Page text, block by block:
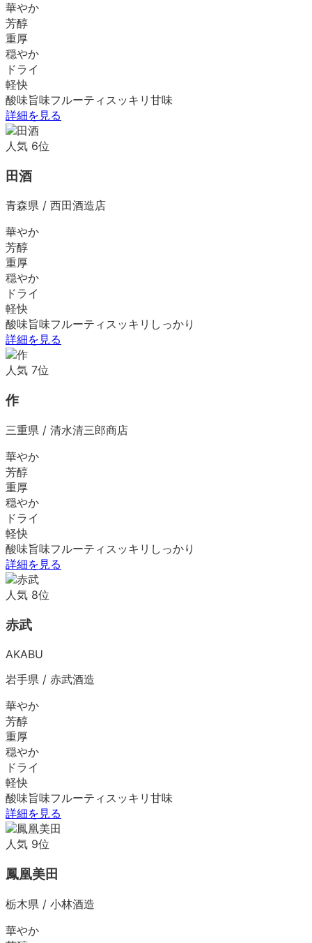
華やか
芳醇
重厚
穏やか
ドライ
軽快
酸味旨味フルーティ スッキリ 甘味
詳細を見る
人気 6位
田酒
青森県 / 西田酒造店
華やか
芳醇
重厚
穏やか
ドライ
軽快
酸味旨味フルーティ スッキリ しっかり
詳細を見る
人気 7位
作
三重県 / 清水清三郎商店
華やか
芳醇
重厚
穏やか
ドライ
軽快
酸味旨味フルーティ スッキリ しっかり
詳細を見る
人気 8位
赤武
AKABU
岩手県 / 赤武酒造
華やか
芳醇
重厚
穏やか
ドライ
軽快
酸味旨味フルーティ スッキリ 甘味
詳細を見る
人気 9位
鳳凰美田
栃木県 / 小林酒造
華やか